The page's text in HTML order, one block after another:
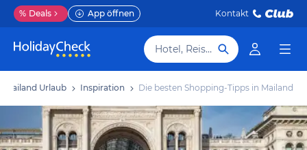
% Deals App öffnen Kontakt
Hotel, Reiseziel
Mailand Urlaub Inspiration Die besten Shopping-Tipps in Mailand